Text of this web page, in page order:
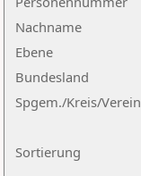
Nachname
Ebene
Sortierung
Bundesland
Spgem./Kreis/Verein